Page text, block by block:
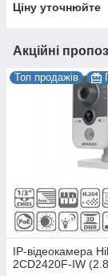
Ціну уточнюйте
Акційні
Топ продажів
IP-відеокамера
2CD2420F-IW